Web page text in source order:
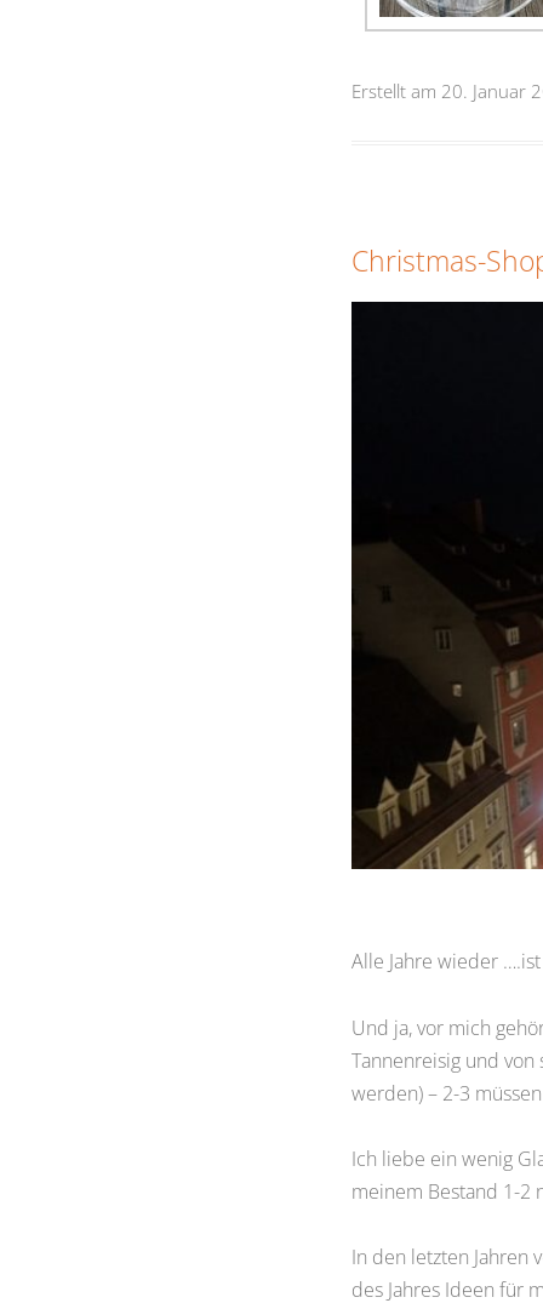
Erstellt am 20. Januar
Christmas-
Alle Jahre wieder
Und ja, vor mich
Tannenreisig und
werden) – 2-3
Ich liebe ein wenig
meinem Bestand 1-2
In den letzten Jahren
des Jahres Ideen für